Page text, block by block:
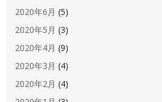
2020年6月 (5)
2020年5月 (3)
2020年4月 (9)
2020年3月 (4)
2020年2月 (4)